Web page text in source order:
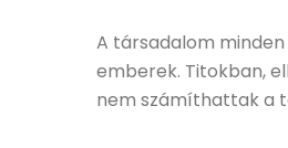
A társadalom
emberek. Titokban,
nem számíthattak a